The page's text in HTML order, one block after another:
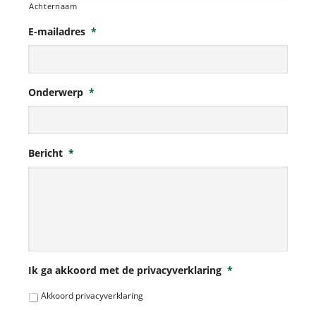
Achternaam
E-mailadres *
Onderwerp *
Bericht *
Ik ga akkoord met de privacyverklaring *
Akkoord privacyverklaring